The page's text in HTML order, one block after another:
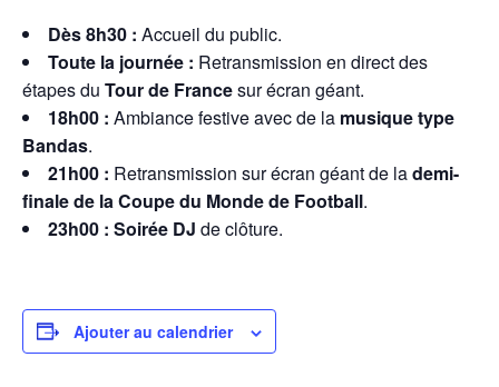
Dès 8h30 : Accueil du public.
Toute la journée : Retransmission en direct des
étapes du Tour de Francesur écran géant.
18h00 : Ambiance festive avec de la musique type
Bandas.
21h00 : Retransmission sur écran géant de lademi-
finale de la Coupe du Monde de Football.
23h00 : Soirée DJ de clôture.
Ajouter au calendrier